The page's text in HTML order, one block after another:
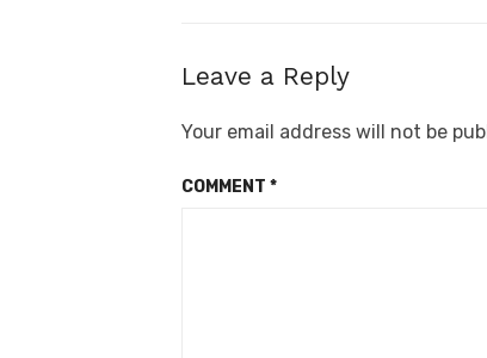
Leave a Reply
Your email address will not be
COMMENT *